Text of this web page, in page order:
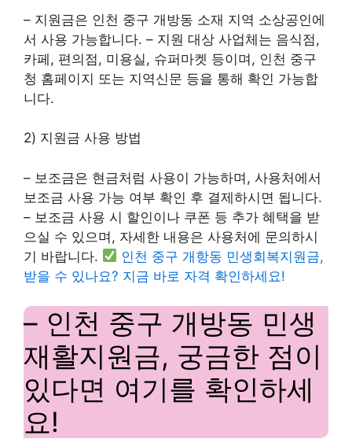
– 지원금은 인천 중구 개방동 소재 지역 소상공인에
서 사용 가능합니다. – 지원 대상 사업체는 음식점,
카페, 편의점, 미용실, 슈퍼마켓 등이며, 인천 중구
청 홈페이지 또는 지역신문 등을 통해 확인 가능합
니다.
2) 지원금 사용 방법
– 보조금은 현금처럼 사용이 가능하며, 사용처에서
보조금 사용 가능 여부 확인 후 결제하시면 됩니다.
– 보조금 사용 시 할인이나 쿠폰 등 추가 혜택을 받
으실 수 있으며, 자세한 내용은 사용처에 문의하시
기 바랍니다.
인천 중구 개항동 민생회복지원금,
받을 수 있나요? 지금 바로 자격 확인하세요!
– 인천 중구 개방동 민생
재활지원금, 궁금한 점이
있다면 여기를 확인하세
요!